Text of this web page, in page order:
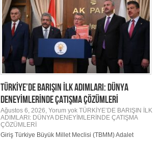
TÜRKİYE’DE BARIŞIN İLK ADIMLARI: DÜNYA
DENEYİMLERİNDE ÇATIŞMA ÇÖZÜMLERİ
Ağustos 6, 2026, Yorum yok TÜRKİYE’DE BARIŞIN İLK
ADIMLARI: DÜNYA DENEYİMLERİNDE ÇATIŞMA
ÇÖZÜMLERİ
Giriş Türkiye Büyük Millet Meclisi (TBMM) Adalet